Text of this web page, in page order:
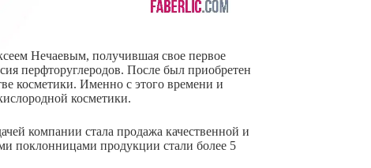
Нечаевым, получившая свое первое
перфторуглеродов. После был приобретен
косметики. Именно с этого времени и
косметики.
компании стала продажа качественной и
поклонницами продукции стали более 5